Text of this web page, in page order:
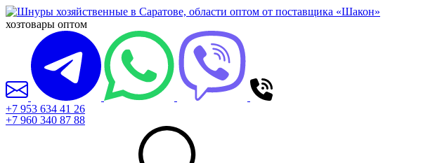
хозтовары оптом
+7 953 634 41 26
+7 960 340 87 88